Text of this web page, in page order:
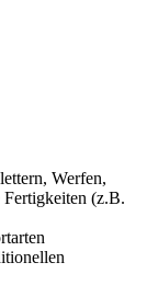
Werfen,
Fertigkeiten (z.B.